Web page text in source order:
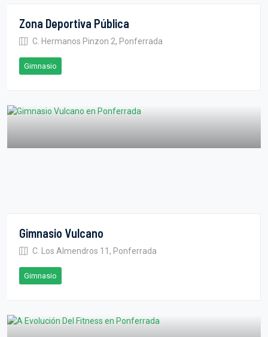
Zona Deportiva Pública
C. Hermanos Pinzon 2, Ponferrada
Gimnasio
Gimnasio Vulcano
C. Los Almendros 11, Ponferrada
Gimnasio